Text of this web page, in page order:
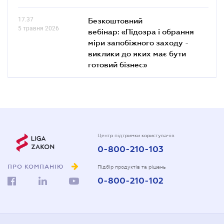
17.37
5 травня 2026
Безкоштовний
вебінар: «Підозра і обрання
міри запобіжного заходу -
виклики до яких має бути
готовий бізнес»
ПРО КОМПАНІЮ
Центр підтримки користувачів
0-800-210-103
Підбір продуктів та рішень
0-800-210-102